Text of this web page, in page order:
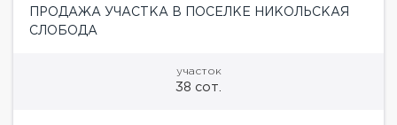
ПРОДАЖА УЧАСТКА В ПОСЕЛКЕ НИКОЛЬСКАЯ
СЛОБОДА
участок
38 сот.